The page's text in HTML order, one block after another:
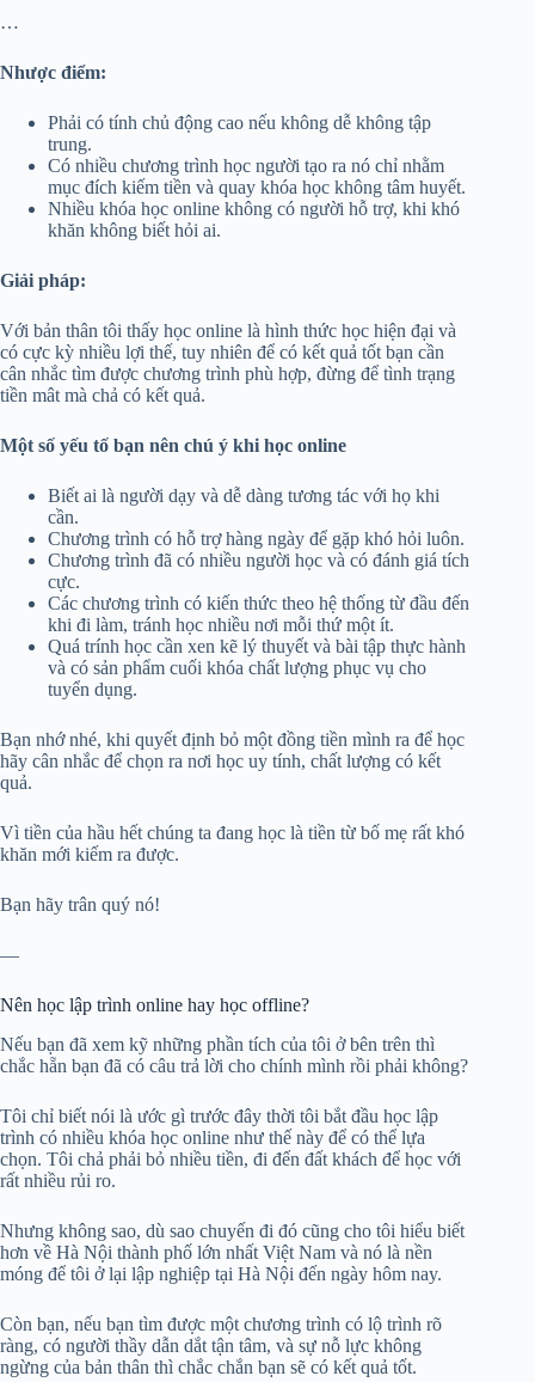
…
Nhược điểm:
Phải có tính chủ động cao nếu không dễ không tập
trung.
Có nhiều chương trình học người tạo ra nó chỉ nhằm
mục đích kiếm tiền và quay khóa học không tâm huyết.
Nhiều khóa học online không có người hỗ trợ, khi khó
khăn không biết hỏi ai.
Giải pháp:
Với bản thân tôi thấy học online là hình thức học hiện đại và
có cực kỳ nhiều lợi thế, tuy nhiên để có kết quả tốt bạn cần
cân nhắc tìm được chương trình phù hợp, đừng để tình trạng
tiền mât mà chả có kết quả.
Một số yếu tố bạn nên chú ý khi học online
Biết ai là người dạy và dễ dàng tương tác với họ khi
cần.
Chương trình có hỗ trợ hàng ngày để gặp khó hỏi luôn.
Chương trình đã có nhiều người học và có đánh giá tích
cực.
Các chương trình có kiến thức theo hệ thống từ đầu đến
khi đi làm, tránh học nhiều nơi mỗi thứ một ít.
Quá trính học cần xen kẽ lý thuyết và bài tập thực hành
và có sản phẩm cuối khóa chất lượng phục vụ cho
tuyển dụng.
Bạn nhớ nhé, khi quyết định bỏ một đồng tiền mình ra để học
hãy cân nhắc để chọn ra nơi học uy tính, chất lượng có kết
quả.
Vì tiền của hầu hết chúng ta đang học là tiền từ bố mẹ rất khó
khăn mới kiếm ra được.
Bạn hãy trân quý nó!
—
Nên học lập trình online hay học offline?
Nếu bạn đã xem kỹ những phần tích của tôi ở bên trên thì
chắc hẵn bạn đã có câu trả lời cho chính mình rồi phải không?
Tôi chỉ biết nói là ước gì trước đây thời tôi bắt đầu học lập
trình có nhiều khóa học online như thế này để có thể lựa
chọn. Tôi chả phải bỏ nhiều tiền, đi đến đất khách để học với
rất nhiều rủi ro.
Nhưng không sao, dù sao chuyến đi đó cũng cho tôi hiểu biết
hơn về Hà Nội thành phố lớn nhất Việt Nam và nó là nền
móng để tôi ở lại lập nghiệp tại Hà Nội đến ngày hôm nay.
Còn bạn, nếu bạn tìm được một chương trình có lộ trình rõ
ràng, có người thầy dẫn dắt tận tâm, và sự nỗ lực không
ngừng của bản thân thì chắc chắn bạn sẽ có kết quả tốt.